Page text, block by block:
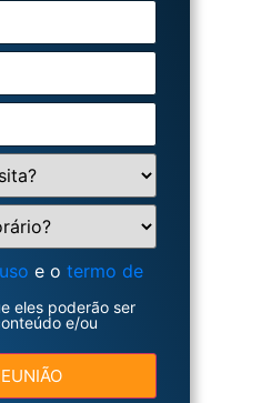
e o termo de
eles poderão ser
e/ou
REUNIÃO